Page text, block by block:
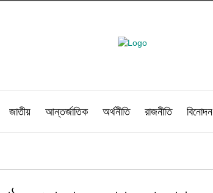
জাতীয় আন্তর্জাতিক অর্থনীতি রাজনীতি বিনোদন